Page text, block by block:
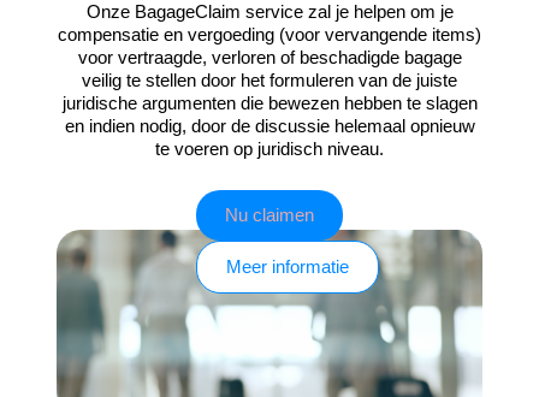
Onze BagageClaim service zal je helpen om je
compensatie en vergoeding (voor vervangende items)
voor vertraagde, verloren of beschadigde bagage
veilig te stellen door het formuleren van de juiste
juridische argumenten die bewezen hebben te slagen
en indien nodig, door de discussie helemaal opnieuw
te voeren op juridisch niveau.
Nu claimen
Meer informatie